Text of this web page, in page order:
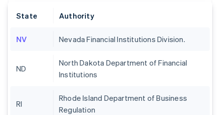
State Authority
NV Nevada Financial Institutions Division.
ND
North Dakota Department of Financial
Institutions
RI
Rhode Island Department of Business
Regulation
Hongkong SAR, China
English